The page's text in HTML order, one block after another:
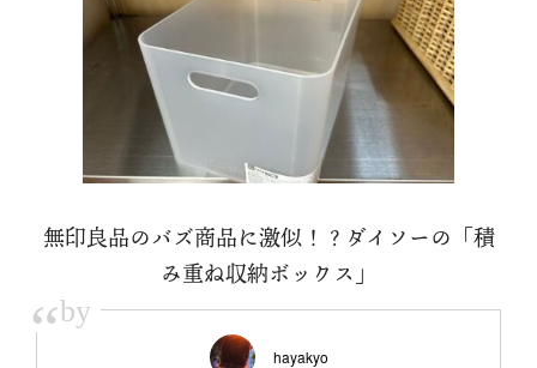
無印良品のバズ商品に激似！？ダイソーの「積
み重ね収納ボックス」
“by
hayakyo